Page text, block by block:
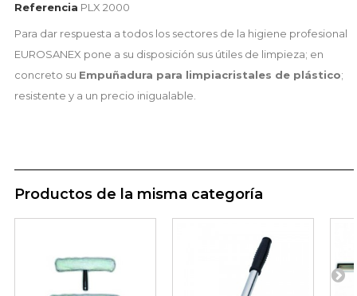
Referencia PLX 2000
Para dar respuesta a todos los sectores de la higiene profesional
EUROSANEX pone a su disposición sus útiles de limpieza; en
concreto su Empuñadura para limpiacristales de plástico;
resistente y a un precio inigualable.
Productos de la misma categoría